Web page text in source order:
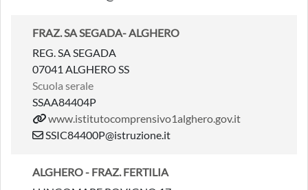
FRAZ. SA SEGADA- ALGHERO
REG. SA SEGADA
07041 ALGHERO SS
Scuola serale
SSAA84404P
www.istitutocomprensivo1alghero.gov.it
SSIC84400P@istruzione.it
ALGHERO - FRAZ. FERTILIA